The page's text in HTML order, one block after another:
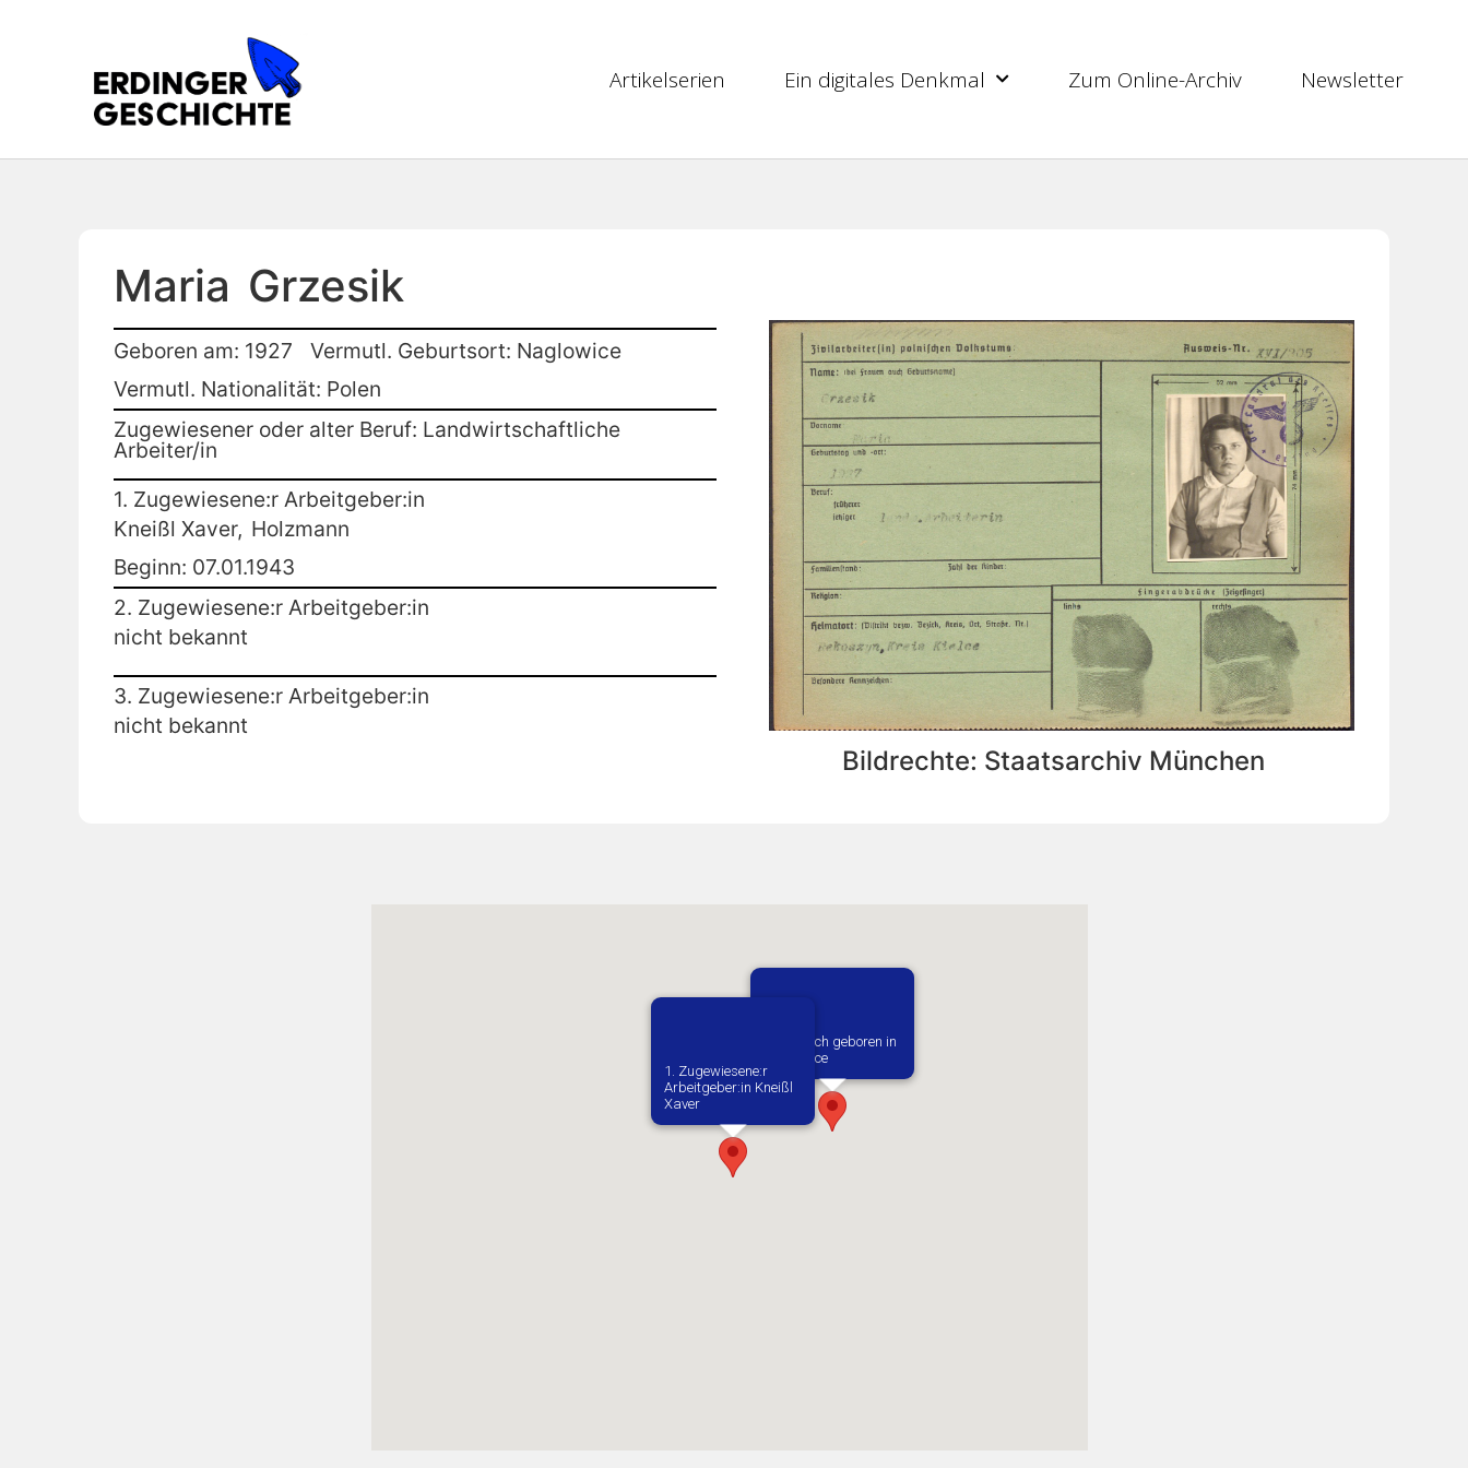
Artikelserien Ein digitales Denkmal Zum Online-Archiv Newsletter
Maria Grzesik
Geboren am: 1927
Vermutl. Geburtsort: Naglowice
Vermutl. Nationalität: Polen
Zugewiesener oder alter Beruf: Landwirtschaftliche
Arbeiter/in
1. Zugewiesene:r Arbeitgeber:in
Kneißl Xaver, Holzmann
Beginn: 07.01.1943
2. Zugewiesene:r Arbeitgeber:in
nicht bekannt
3. Zugewiesene:r Arbeitgeber:in
nicht bekannt
Bildrechte: Staatsarchiv München
Vermutlich geboren in
Naglowice
1. Zugewiesene:r
Arbeitgeber:in​ Kneißl
Xaver